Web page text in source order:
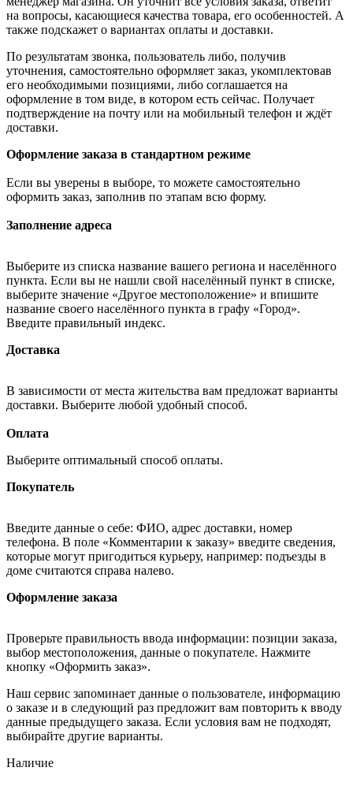
на вопросы, касающиеся качества товара, его особенностей. А
также подскажет о вариантах оплаты и доставки.
По результатам звонка, пользователь либо, получив
уточнения, самостоятельно оформляет заказ, укомплектовав
его необходимыми позициями, либо соглашается на
оформление в том виде, в котором есть сейчас. Получает
подтверждение на почту или на мобильный телефон и ждёт
доставки.
Оформление заказа в стандартном режиме
Если вы уверены в выборе, то можете самостоятельно
оформить заказ, заполнив по этапам всю форму.
Заполнение адреса
Выберите из списка название вашего региона и населённого
пункта. Если вы не нашли свой населённый пункт в списке,
выберите значение «Другое местоположение» и впишите
название своего населённого пункта в графу «Город».
Введите правильный индекс.
Доставка
В зависимости от места жительства вам предложат варианты
доставки. Выберите любой удобный способ.
Оплата
Выберите оптимальный способ оплаты.
Покупатель
Введите данные о себе: ФИО, адрес доставки, номер
телефона. В поле «Комментарии к заказу» введите сведения,
которые могут пригодиться курьеру, например: подъезды в
доме считаются справа налево.
Оформление заказа
Проверьте правильность ввода информации: позиции заказа,
выбор местоположения, данные о покупателе. Нажмите
кнопку «Оформить заказ».
Наш сервис запоминает данные о пользователе, информацию
о заказе и в следующий раз предложит вам повторить к вводу
данные предыдущего заказа. Если условия вам не подходят,
выбирайте другие варианты.
Наличие